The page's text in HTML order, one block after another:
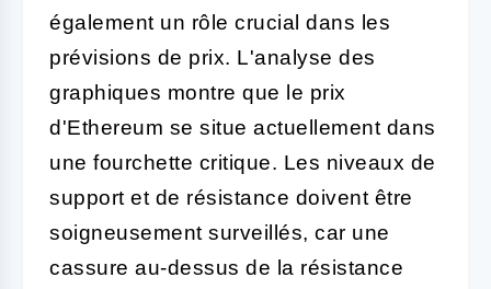
également un rôle crucial dans les
prévisions de prix. L'analyse des
graphiques montre que le prix
d'Ethereum se situe actuellement dans
une fourchette critique. Les niveaux de
support et de résistance doivent être
soigneusement surveillés, car une
cassure au-dessus de la résistance